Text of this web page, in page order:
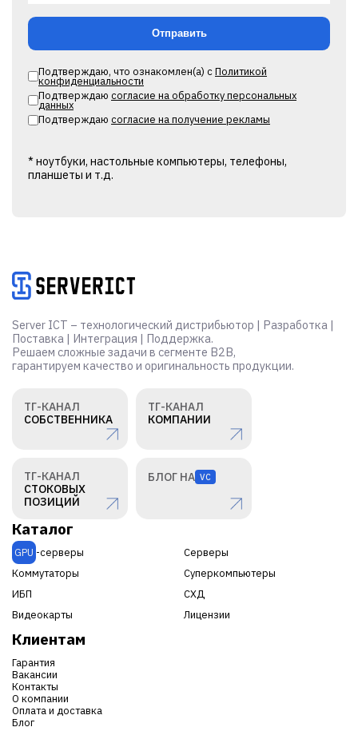
Подтверждаю, что ознакомлен(а) сПолитикой
конфиденциальности
Подтверждаю согласие на обработку персональных
данных
Подтверждаю согласие на получение рекламы
* ноутбуки, настольные компьютеры, телефоны,
планшеты и т.д.
Server ICT – технологический дистрибьютор | Разработка |
Поставка | Интеграция | Поддержка.
Решаем сложные задачи в сегменте B2B,
гарантируем качество и оригинальность продукции.
ТГ-КАНАЛ
СОБСТВЕННИКА
ТГ-КАНАЛ
КОМПАНИИ
ТГ-КАНАЛ
СТОКОВЫХ
ПОЗИЦИЙ
БЛОГ НА VC
Каталог
GPU -серверы
Серверы
Коммутаторы
Суперкомпьютеры
ИБП
СХД
Видеокарты
Лицензии
Клиентам
Гарантия
Вакансии
Контакты
О компании
Оплата и доставка
Блог